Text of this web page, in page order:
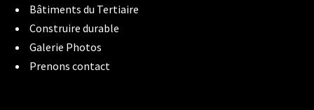
Bâtiments du Tertiaire
Construire durable
Galerie Photos
Prenons contact